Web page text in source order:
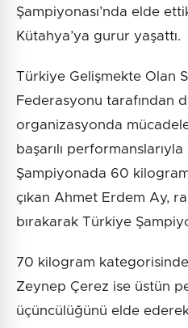
Şampiyonası’nda elde
Kütahya’ya gurur yaşattı.
Türkiye Gelişmekte Olan
Federasyonu tarafından
organizasyonda
başarılı
Şampiyonada 60
çıkan Ahmet Erdem Ay,
bırakarak Türkiye
70 kilogram
Zeynep Çerez ise üstün
üçüncülüğünü elde